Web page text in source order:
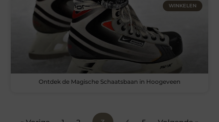
WINKELEN
Ontdek de Magische Schaatsbaan in Hoogeveen